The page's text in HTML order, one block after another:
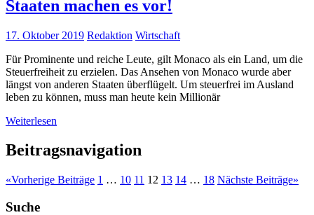
Staaten machen es vor!
17. Oktober 2019 Redaktion Wirtschaft
Für Prominente und reiche Leute, gilt Monaco als ein Land, um die
Steuerfreiheit zu erzielen. Das Ansehen von Monaco wurde aber
längst von anderen Staaten überflügelt. Um steuerfrei im Ausland
leben zu können, muss man heute kein Millionär
Weiterlesen
Beitragsnavigation
«Vorherige Beiträge 1 … 10 11 12 13 14 … 18 Nächste Beiträge»
Suche